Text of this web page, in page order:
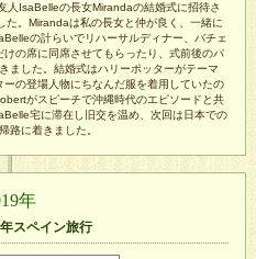
人IsaBelleの長女Mirandaの結婚式に招待さ
。Mirandaは私の長女と仲が良く、一緒に
の計らいでリハーサルディナー、バチェ
の席に同席させてもらったり、式前後のパ
ました。結婚式はハリーポッターがテーマ
の登場人物にちなんだ服を着用していたの
がスピーチで沖縄時代のエピソードと共
宅に滞在し旧交を温め、次回は日本での
路に着きました。
年
スペイン旅行